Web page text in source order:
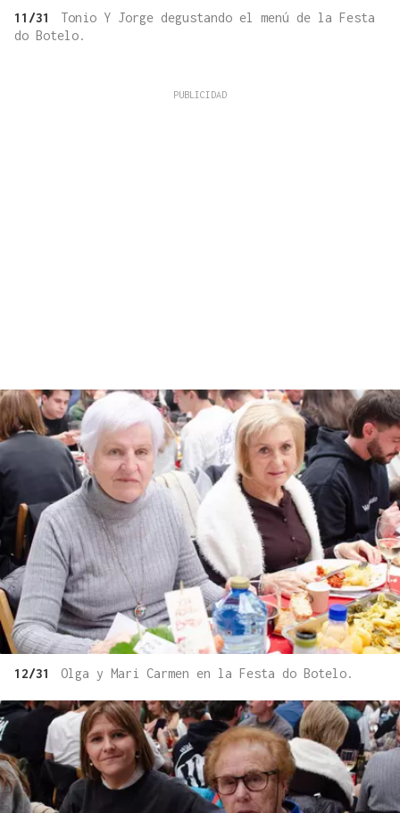
11/31
Tonio Y Jorge degustando el menú de la Festa
do Botelo.
12/31 Olga y Mari Carmen en la Festa do Botelo.